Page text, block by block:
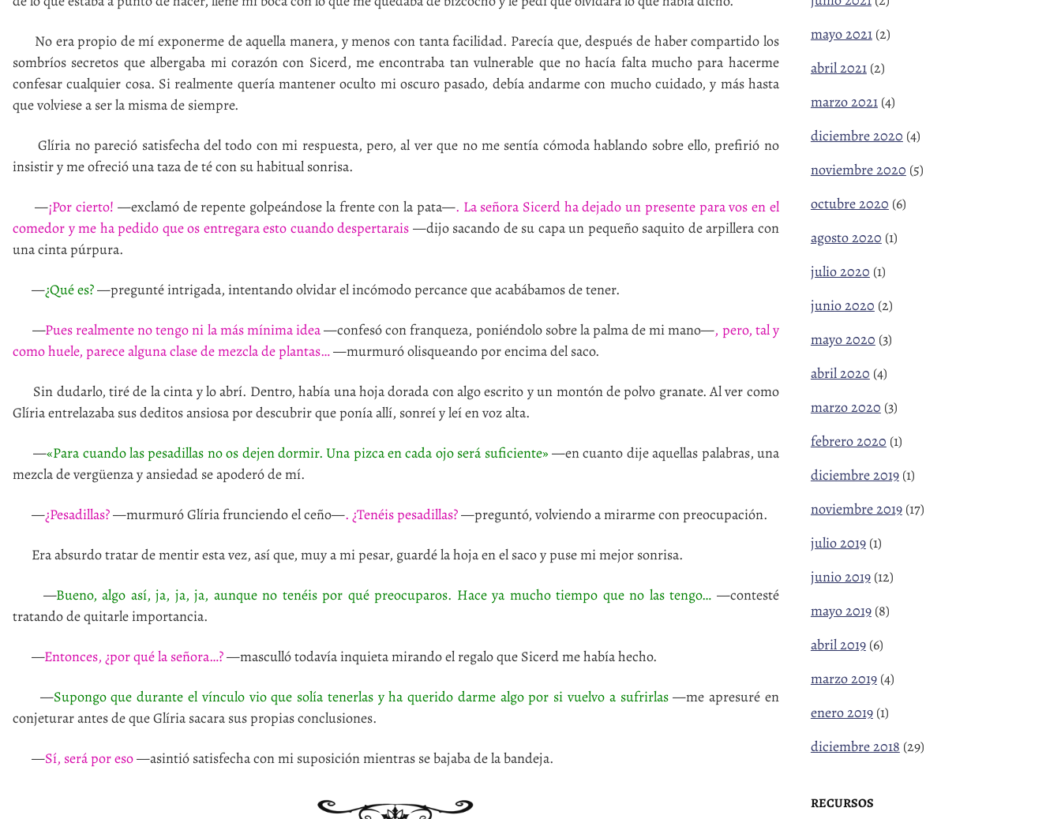
No era propio de mí exponerme de aquella manera, y menos con tanta facilidad. Parecía que, después de haber compartido los
sombríos secretos que albergaba mi corazón con Sicerd, me encontraba tan vulnerable que no hacía falta mucho para hacerme
confesar cualquier cosa. Si realmente quería mantener oculto mi oscuro pasado, debía andarme con mucho cuidado, y más hasta
que volviese a ser la misma de siempre.
Glíria no pareció satisfecha del todo con mi respuesta, pero, al ver que no me sentía cómoda hablando sobre ello, prefirió no
insistir y me ofreció una taza de té con su habitual sonrisa.
—¡Por cierto! —exclamó de repente golpeándose la frente con la pata—. La señora Sicerd ha dejado un presente para vos en el
comedor y me ha pedido que os entregara esto cuando despertarais —dijo sacando de su capa un pequeño saquito de arpillera con
una cinta púrpura.
—¿Qué es?—pregunté intrigada, intentando olvidar el incómodo percance que acabábamos de tener.
—Pues realmente no tengo ni la más mínima idea—confesó con franqueza, poniéndolo sobre la palma de mi mano—, pero, tal y
como huele, parece alguna clase de mezcla de plantas…—murmuró olisqueando por encima del saco.
Sin dudarlo, tiré de la cinta y lo abrí. Dentro, había una hoja dorada con algo escrito y un montón de polvo granate. Al ver como
Glíria entrelazaba sus deditos ansiosa por descubrir que ponía allí, sonreí y leí en voz alta.
—«Para cuando las pesadillas no os dejen dormir. Una pizca en cada ojo será suficiente» —en cuanto dije aquellas palabras, una
mezcla de vergüenza y ansiedad se apoderó de mí.
—¿Pesadillas?—murmuró Glíria frunciendo el ceño—. ¿Tenéis pesadillas?—preguntó, volviendo a mirarme con preocupación.
Era absurdo tratar de mentir esta vez, así que, muy a mi pesar, guardé la hoja en el saco y puse mi mejor sonrisa.
—Bueno, algo así, ja, ja, ja, aunque no tenéis por qué preocuparos. Hace ya mucho tiempo que no las tengo… —contesté
tratando de quitarle importancia.
—Entonces, ¿por qué la señora…?—masculló todavía inquieta mirando el regalo que Sicerd me había hecho.
—Supongo que durante el vínculo vio que solía tenerlas y ha querido darme algo por si vuelvo a sufrirlas—me apresuré en
conjeturar antes de que Glíria sacara sus propias conclusiones.
—Sí, será por eso—asintió satisfecha con mi suposición mientras se bajaba de la bandeja.
mayo 2021(2)
abril 2021(2)
marzo 2021(4)
diciembre 2020 (4)
noviembre 2020 (5)
octubre 2020 (6)
agosto 2020 (1)
julio 2020 (1)
junio 2020 (2)
mayo 2020 (3)
abril 2020 (4)
marzo 2020 (3)
febrero 2020 (1)
diciembre 2019(1)
noviembre 2019(17)
julio 2019(1)
junio 2019(12)
mayo 2019(8)
abril 2019(6)
marzo 2019(4)
enero 2019(1)
diciembre 2018 (29)
RECURSOS